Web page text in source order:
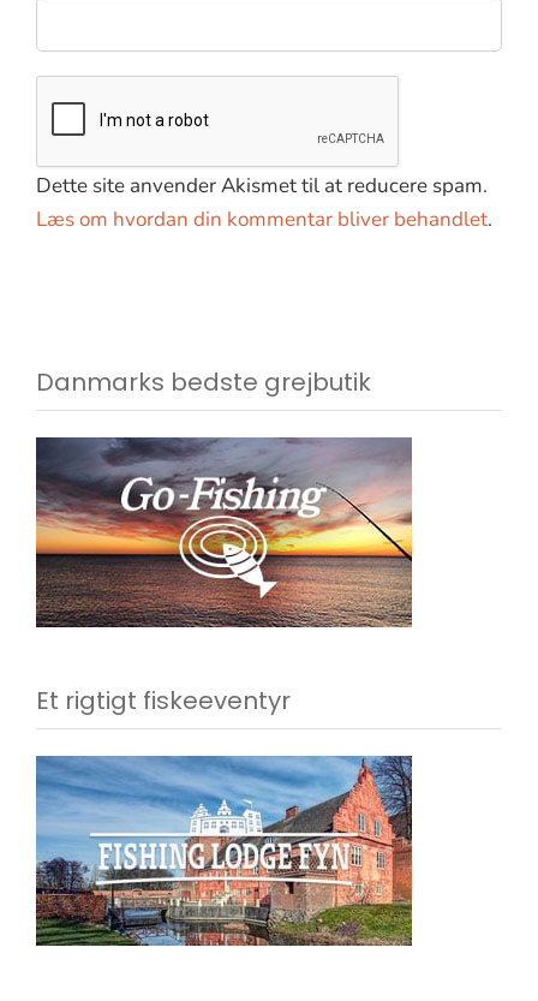
Dette site anvender Akismet til at reducere spam.
Læs om hvordan din kommentar bliver behandlet.
Danmarks bedste grejbutik
Et rigtigt fiskeeventyr